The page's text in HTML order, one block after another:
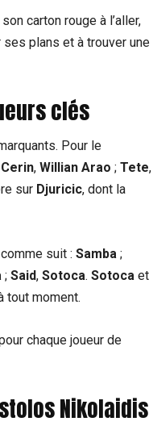
carton rouge à l’aller,
plans et à trouver une
clés
Pour le
Cerin, Willian Arao ; Tete,
sur Djuricic, dont la
suit : Samba ;
; Said, Sotoca. Sotoca et
tout moment.
chaque joueur de
Nikolaidis